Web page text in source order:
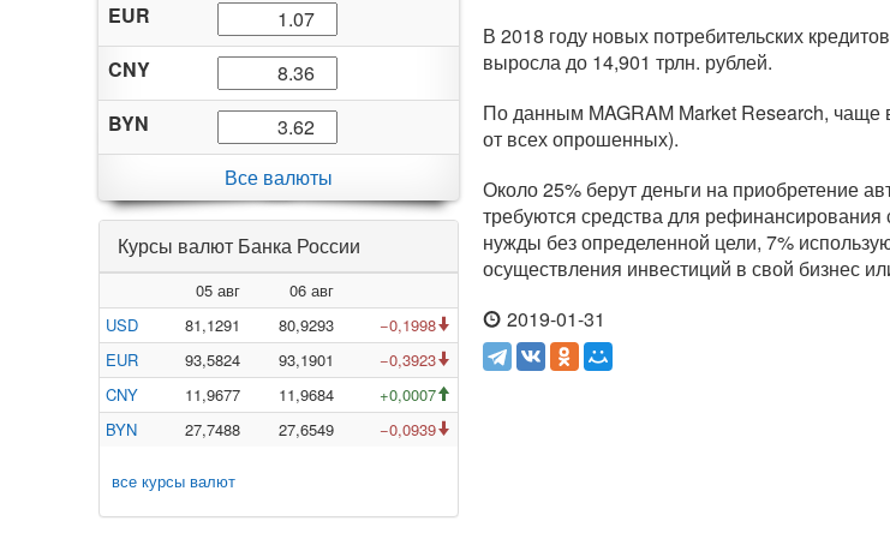
EUR
CNY
BYN
Все валюты
Курсы валют Банка России
05 авг
06 авг
USD
81,1291 80,9293
−0,1998
EUR
93,5824 93,1901
−0,3923
CNY
11,9677 11,9684
+0,0007
BYN
27,7488 27,6549 −0,0939
все курсы валют
В 2018 году новых потребительских
выросла до 14,901 трлн. рублей.
По данным MAGRAM Market Research, чаще
от всех опрошенных).
Около 25% берут деньги на приобретение
требуются средства для
нужды без определенной цели, 7%
осуществления инвестиций в свой бизнес
2019-01-31